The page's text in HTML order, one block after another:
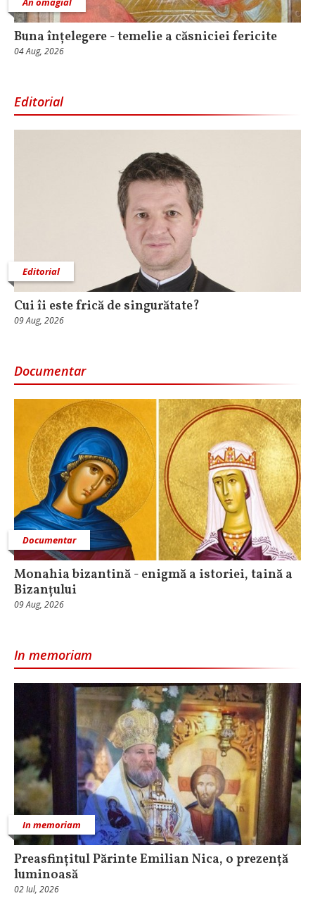
Buna înțelegere - temelie a căsniciei fericite
04 Aug, 2026
Editorial
Editorial
Cui îi este frică de singurătate?
09 Aug, 2026
Documentar
Documentar
Monahia bizantină - enigmă a istoriei, taină a
Bizanțului
09 Aug, 2026
In memoriam
In memoriam
Preasfințitul Părinte Emilian Nica, o prezență
luminoasă
02 Iul, 2026